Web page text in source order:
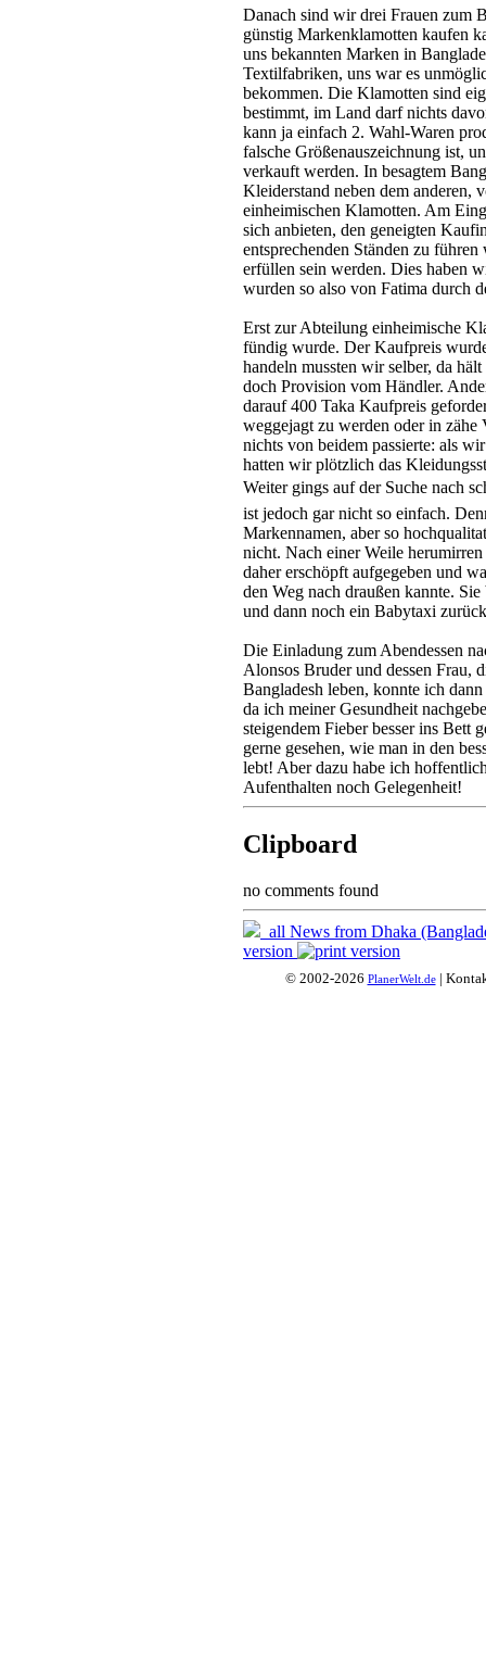
Danach sind wir drei Frauen zum
günstig Markenklamotten kaufen
uns bekannten Marken in
Textilfabriken, uns war es
bekommen. Die Klamotten sind
bestimmt, im Land darf nichts
kann ja einfach 2. Wahl-Waren
falsche Größenauszeichnung ist,
verkauft werden. In besagtem
Kleiderstand neben dem anderen,
einheimischen Klamotten. Am
sich anbieten, den geneigten
entsprechenden Ständen zu
erfüllen sein werden. Dies haben
wurden so also von Fatima durch
Erst zur Abteilung einheimische
fündig wurde. Der Kaufpreis
handeln mussten wir selber, da
doch Provision vom Händler.
darauf 400 Taka Kaufpreis
weggejagt zu werden oder in zähe
nichts von beidem passierte: als
hatten wir plötzlich das
Weiter gings auf der Suche nach
ist jedoch gar nicht so einfach.
Markennamen, aber so
nicht. Nach einer Weile
daher erschöpft aufgegeben und
den Weg nach draußen kannte.
und dann noch ein Babytaxi
Die Einladung zum Abendessen
Alonsos Bruder und dessen Frau,
Bangladesh leben, konnte ich
da ich meiner Gesundheit
steigendem Fieber besser ins Bett
gerne gesehen, wie man in den
lebt! Aber dazu habe ich
Aufenthalten noch Gelegenheit!
Clipboard
no comments found
all News from Dhaka
version
© 2002-2026 PlanerWelt.de|